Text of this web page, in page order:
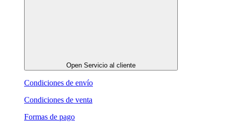
Open Servicio al cliente
Condiciones de envío
Condiciones de venta
Formas de pago